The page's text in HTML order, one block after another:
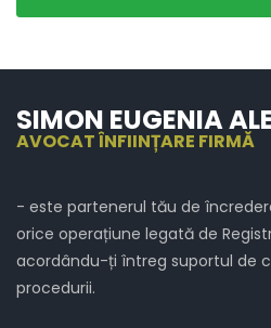
SIMON EUGENIA
AVOCAT ÎNFIINȚARE FIRMĂ
- este partenerul tău de
orice operațiune legată de
acordându-ți întreg suportul de
procedurii.